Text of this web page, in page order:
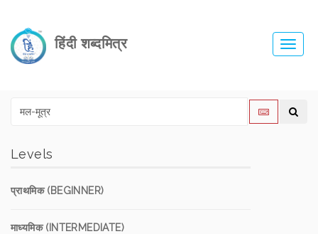
हिंदी शब्दमित्र
Levels
प्राथमिक (BEGINNER)
माध्यमिक (INTERMEDIATE)